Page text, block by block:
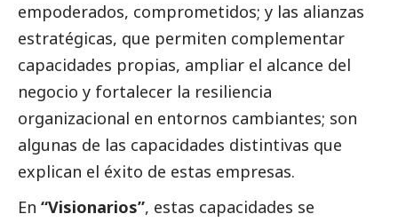
empoderados, comprometidos; y las alianzas
estratégicas, que permiten complementar
capacidades propias, ampliar el alcance del
negocio y fortalecer la resiliencia
organizacional en entornos cambiantes; son
algunas de las capacidades distintivas que
explican el éxito de estas empresas.
En “Visionarios”, estas capacidades se